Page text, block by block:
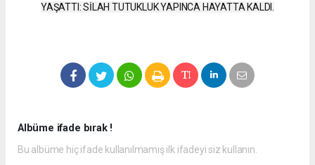
YAŞATTI: SİLAH TUTUKLUK YAPINCA HAYATTA KALDI.
Albüme ifade bırak !
Bu albüme hiç ifade kullanılmamış ilk ifadeyi siz kullanın.